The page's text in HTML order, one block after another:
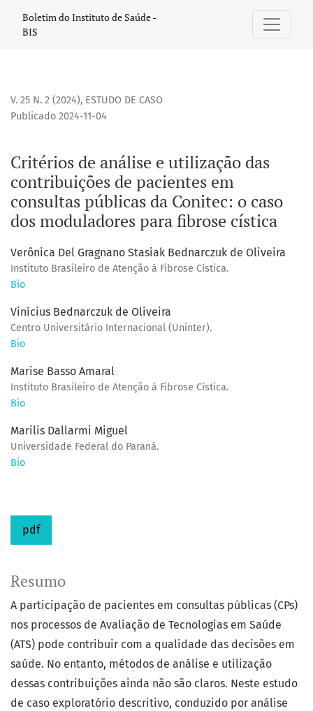
Critérios de análise e utilização das contribuições de
Boletim do Instituto de Saúde -
BIS
V. 25 N. 2 (2024), ESTUDO DE CASO
Critérios de análise e utilização das
contribuições de pacientes em
consultas públicas da Conitec: o caso
dos moduladores para fibrose cística
Publicado 2024-11-04
Verônica Del Gragnano Stasiak Bednarczuk de Oliveira
Instituto Brasileiro de Atenção à Fibrose Cística.
Bio
Vinícius Bednarczuk de Oliveira
Centro Universitário Internacional (Uninter).
Bio
Marise Basso Amaral
Instituto Brasileiro de Atenção à Fibrose Cística.
Bio
Marilis Dallarmi Miguel
Universidade Federal do Paraná.
Bio
pdf
Resumo
A participação de pacientes em consultas públicas (CPs)
nos processos de Avaliação de Tecnologias em Saúde
(ATS) pode contribuir com a qualidade das decisões em
saúde. No entanto, métodos de análise e utilização
dessas contribuições ainda não são claros. Neste estudo
de caso exploratório descritivo, conduzido por análise